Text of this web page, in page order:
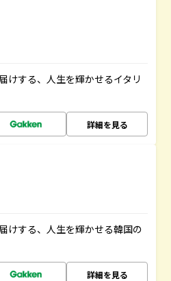
けする、人生を輝かせるイタリ
詳細を見る
けする、人生を輝かせる韓国の
詳細を見る